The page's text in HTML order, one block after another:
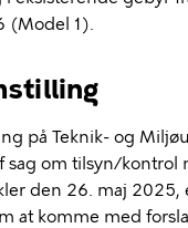
(Model 1).
på Teknik- og
sag om tilsyn/kontrol
den 26. maj 2025,
at komme med